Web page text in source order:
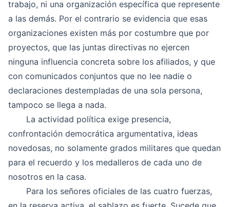
trabajo, ni una organización específica que represente
a las demás. Por el contrario se evidencia que esas
organizaciones existen más por costumbre que por
proyectos, que las juntas directivas no ejercen
ninguna influencia concreta sobre los afiliados, y que
con comunicados conjuntos que no lee nadie o
declaraciones destempladas de una sola persona,
tampoco se llega a nada.
La actividad política exige presencia,
confrontación democrática argumentativa, ideas
novedosas, no solamente grados militares que quedan
para el recuerdo y los medalleros de cada uno de
nosotros en la casa.
Para los señores oficiales de las cuatro fuerzas,